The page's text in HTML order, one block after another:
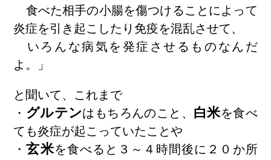
食べた相手の小腸を傷つけることによって
炎症を引き起こしたり免疫を混乱させて、
いろんな病気を発症させるものなんだ
よ。」
と聞いて、これまで
・ グルテンはもちろんのこと、 白米を食べ
ても炎症が起こっていたことや
・玄米を食べると３～４時間後に２０か所